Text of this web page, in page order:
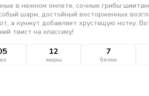
в нежном омлете, сочные грибы
шарм, достойный восторженных
а кунжут добавляет хрустящую нотку.
твист на классику!
12
жиры
7
белки